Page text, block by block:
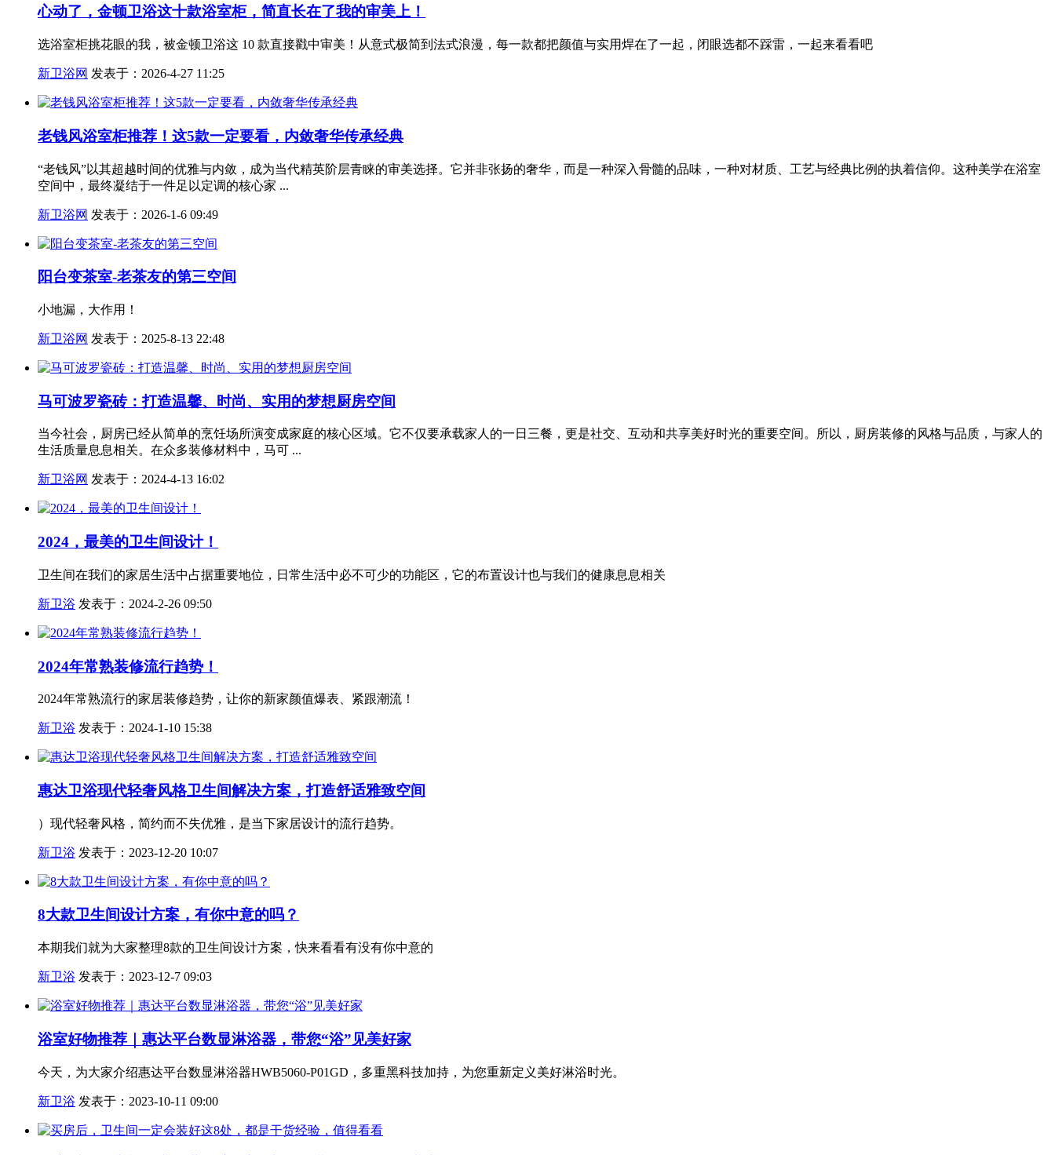
心动了，金顿卫浴这十款浴室柜，简直长在了我的审美上！
选浴室柜挑花眼的我，被金顿卫浴这 10 款直接戳中审美！从意式极简到法式浪漫，每一款都把颜值与实用焊在了一起，闭眼选都不踩雷，一起来看看吧
新卫浴网 发表于：2026-4-27 11:25
老钱风浴室柜推荐！这5款一定要看，内敛奢华传承经典
“老钱风”以其超越时间的优雅与内敛，成为当代精英阶层青睐的审美选择。它并非张扬的奢华，而是一种深入骨髓的品味，一种对材质、工艺与经典比例的执着信仰。这种美学在浴室
空间中，最终凝结于一件足以定调的核心家 ...
新卫浴网 发表于：2026-1-6 09:49
阳台变茶室-老茶友的第三空间
小地漏，大作用！
新卫浴网 发表于：2025-8-13 22:48
马可波罗瓷砖：打造温馨、时尚、实用的梦想厨房空间
当今社会，厨房已经从简单的烹饪场所演变成家庭的核心区域。它不仅要承载家人的一日三餐，更是社交、互动和共享美好时光的重要空间。所以，厨房装修的风格与品质，与家人的
生活质量息息相关。在众多装修材料中，马可 ...
新卫浴网 发表于：2024-4-13 16:02
2024，最美的卫生间设计！
卫生间在我们的家居生活中占据重要地位，日常生活中必不可少的功能区，它的布置设计也与我们的健康息息相关
新卫浴 发表于：2024-2-26 09:50
2024年常熟装修流行趋势！
2024年常熟流行的家居装修趋势，让你的新家颜值爆表、紧跟潮流！
新卫浴 发表于：2024-1-10 15:38
惠达卫浴现代轻奢风格卫生间解决方案，打造舒适雅致空间
）现代轻奢风格，简约而不失优雅，是当下家居设计的流行趋势。
新卫浴 发表于：2023-12-20 10:07
8大款卫生间设计方案，有你中意的吗？
本期我们就为大家整理8款的卫生间设计方案，快来看看有没有你中意的
新卫浴 发表于：2023-12-7 09:03
浴室好物推荐｜惠达平台数显淋浴器，带您“浴”见美好家
今天，为大家介绍惠达平台数显淋浴器HWB5060-P01GD，多重黑科技加持，为您重新定义美好淋浴时光。
新卫浴 发表于：2023-10-11 09:00